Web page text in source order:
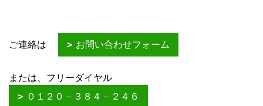
ご連絡は お問い合わせフォーム
または、フリーダイヤル
０１２０－３８４－２４６